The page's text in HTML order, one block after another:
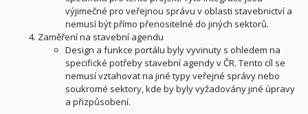
výjimečné pro veřejnou správu v oblasti stavebnictví a
nemusí být přímo přenositelné do jiných sektorů.
Zaměření na stavební agendu
Design a funkce portálu byly vyvinuty s ohledem na
specifické potřeby stavební agendy v ČR. Tento cíl se
nemusí vztahovat na jiné typy veřejné správy nebo
soukromé sektory, kde by byly vyžadovány jiné úpravy
a přizpůsobení.